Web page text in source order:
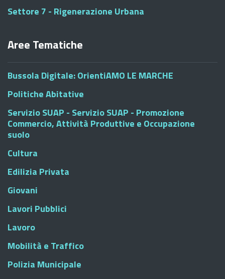
Settore 7 - Rigenerazione Urbana
Aree Tematiche
Bussola Digitale: OrientiAMO LE MARCHE
Politiche Abitative
Servizio SUAP - Servizio SUAP - Promozione
Commercio, Attività Produttive e Occupazione
suolo
Cultura
Edilizia Privata
Giovani
Lavori Pubblici
Lavoro
Mobilità e Traffico
Polizia Municipale